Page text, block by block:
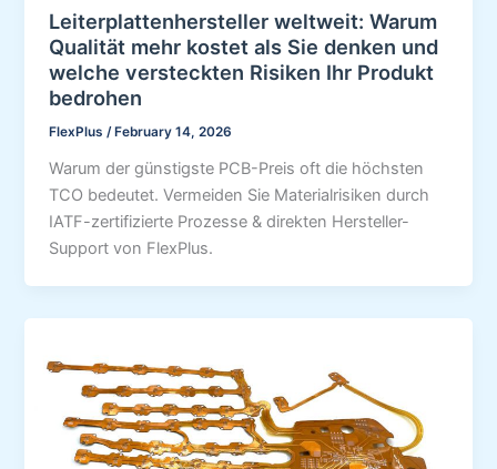
Leiterplattenhersteller weltweit: Warum
Qualität mehr kostet als Sie denken und
welche versteckten Risiken Ihr Produkt
bedrohen
FlexPlus/ February 14, 2026
Warum der günstigste PCB-Preis oft die höchsten
TCO bedeutet. Vermeiden Sie Materialrisiken durch
IATF-zertifizierte Prozesse & direkten Hersteller-
Support von FlexPlus.